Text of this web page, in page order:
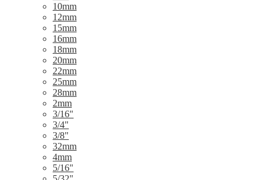
10mm
12mm
15mm
16mm
18mm
20mm
22mm
25mm
28mm
2mm
3/16"
3/4"
3/8"
32mm
4mm
5/16"